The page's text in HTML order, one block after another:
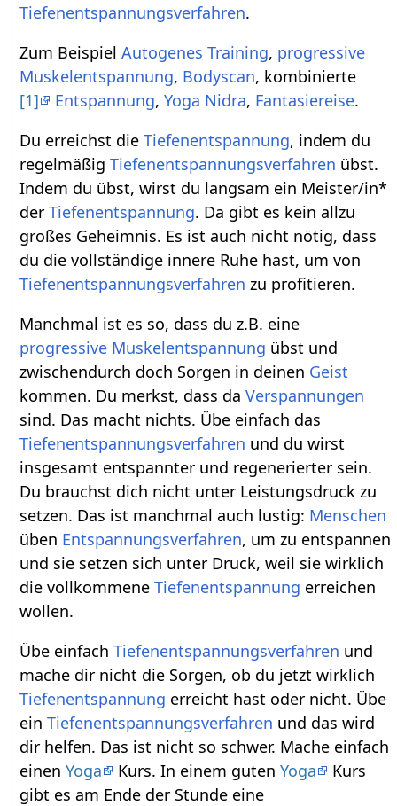
Tiefenentspannungsverfahren.
Zum BeispielAutogenes Training, progressive
Muskelentspannung, Bodyscan, kombinierte
[1]
Entspannung,Yoga Nidra, Fantasiereise.
Du erreichst dieTiefenentspannung, indem du
regelmäßigTiefenentspannungsverfahren übst.
Indem du übst, wirst du langsam ein Meister/in*
derTiefenentspannung. Da gibt es kein allzu
großes Geheimnis. Es ist auch nicht nötig, dass
du die vollständige innere Ruhe hast, um von
Tiefenentspannungsverfahren zu profitieren.
Manchmal ist es so, dass du z.B. eine
progressive Muskelentspannung übst und
zwischendurch doch Sorgen in deinen Geist
kommen. Du merkst, dass daVerspannungen
sind. Das macht nichts. Übe einfach das
Tiefenentspannungsverfahren und du wirst
insgesamt entspannter und regenerierter sein.
Du brauchst dich nicht unter Leistungsdruck zu
setzen. Das ist manchmal auch lustig: Menschen
üben Entspannungsverfahren, um zu entspannen
und sie setzen sich unter Druck, weil sie wirklich
die vollkommeneTiefenentspannung erreichen
wollen.
Übe einfachTiefenentspannungsverfahren und
mache dir nicht die Sorgen, ob du jetzt wirklich
Tiefenentspannung erreicht hast oder nicht. Übe
einTiefenentspannungsverfahren und das wird
dir helfen. Das ist nicht so schwer. Mache einfach
einenYoga Kurs. In einem gutenYoga
Kurs
gibt es am Ende der Stunde eine